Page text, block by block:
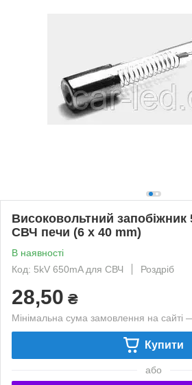
Високовольтний запобіжник
СВЧ печи (6 x 40 mm)
В наявності
Код: 5kV 650mA для СВЧ
Роздріб
28,50 ₴
Мінімальна сума замовлення на сайті
Купити
або